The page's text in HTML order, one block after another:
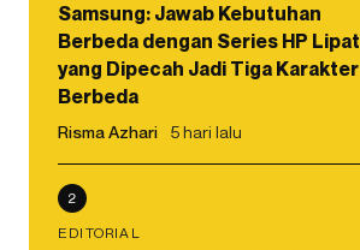
Samsung: Jawab Kebutuhan
Berbeda dengan Series HP Lipat
yang Dipecah Jadi Tiga Karakter
Berbeda
Risma Azhari 5 hari lalu
2
EDITORIAL